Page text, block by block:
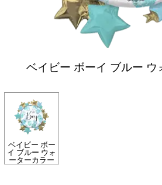
ベイビー ボーイ ブルー ウ
ベイビー ボー
イ ブルー ウォ
ーターカラー